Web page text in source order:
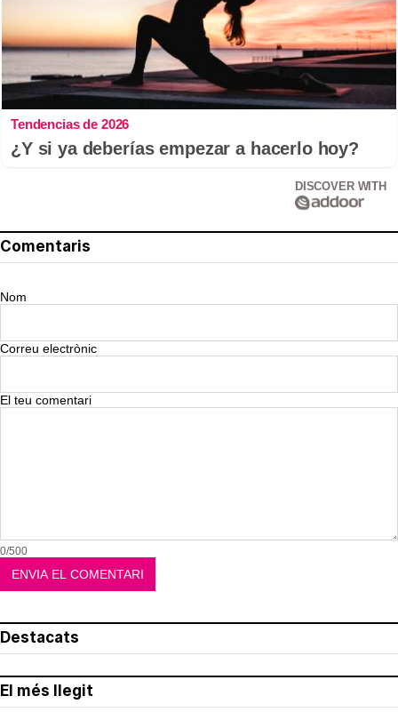
Tendencias de 2026
¿Y si ya deberías empezar a hacerlo hoy?
DISCOVER WITH
Comentaris
Nom
Correu electrònic
El teu comentari
0/500
Destacats
El més llegit